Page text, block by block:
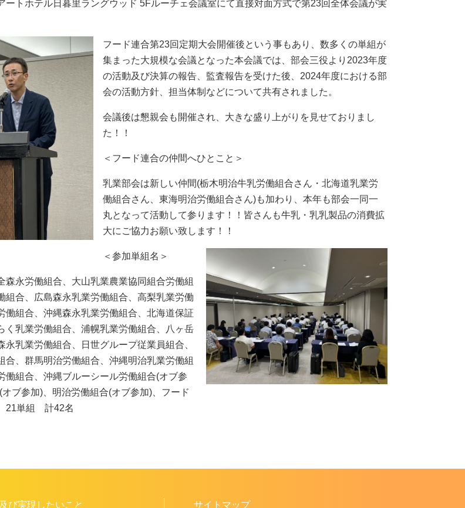
ートホテル日暮里ラングウッド 5Fルーチェ会議室にて直接対面方式で第23回全体会議が実
フード連合第23回定期大会開催後という事もあり、数多くの単組が
集まった大規模な会議となった本会議では、部会三役より2023年度
の活動及び決算の報告、監査報告を受けた後、2024年度における部
会の活動方針、担当体制などについて共有されました。
会議後は懇親会も開催され、大きな盛り上がりを見せておりまし
た！！
＜フード連合の仲間へひとこと＞
乳業部会は新しい仲間(栃木明治牛乳労働組合さん・北海道乳業労
働組合さん、東海明治労働組合さん)も加わり、本年も部会一同一
丸となって活動して参ります！！皆さんも牛乳・乳乳製品の消費拡
大にご協力お願い致します！！
＜参加単組名＞
森永労働組合、大山乳業農業協同組合労働組
組合、広島森永乳業労働組合、高梨乳業労働
働組合、沖縄森永乳業労働組合、北海道保証
く乳業労働組合、浦幌乳業労働組合、八ヶ岳
永乳業労働組合、日世グループ従業員組合、
合、群馬明治労働組合、沖縄明治乳業労働組
働組合、沖縄ブルーシール労働組合(オブ参
ブ参加)、明治労働組合(オブ参加)、フード
単組 計42名
び実現したいこと サイトマップ